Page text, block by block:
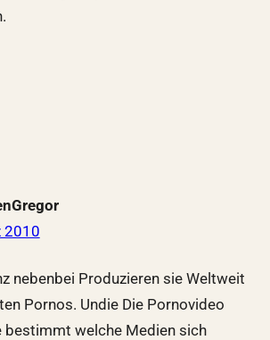
2010
nebenbei Produzieren sie Weltweit
Pornos. Undie Die Pornovideo
bestimmt welche Medien sich